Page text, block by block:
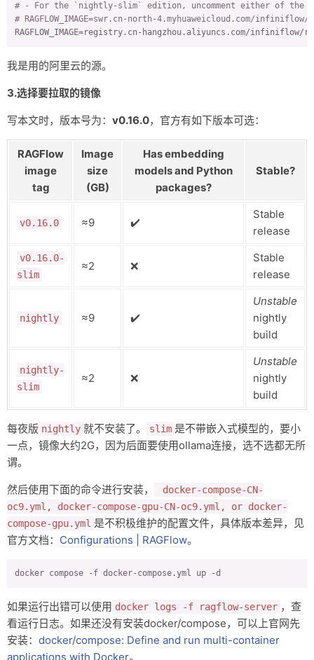
# - For the `nightly-slim` edition, uncomment either of the
# RAGFLOW_IMAGE=swr.cn-north-4.myhuaweicloud.com/
RAGFLOW_IMAGE=registry.cn-hangzhou.aliyuncs.com/
我是用的阿里云的源。
3.选择要拉取的镜像
写本文时，版本号为： v0.16.0，官方有如下版本可选：
RAGFlow
image
tag
Image
size
(GB)
Has embedding
models and Python
packages?
Stable?
v0.16.0 ≈9 ✔️
Stable
release
v0.16.0-
slim
≈2 ❌
Stable
release
nightly ≈9 ✔️
Unstable
nightly
build
nightly-
slim
≈2 ❌
Unstable
nightly
build
每夜版 nightly 就不安装了。 slim 是不带嵌入式模型的，要小
一点，镜像大约2G，因为后面要使用ollama连接，选不选都无所
谓。
然后使用下面的命令进行安装，
docker-compose-CN-
oc9.yml, docker-compose-gpu-CN-oc9.yml, or docker-
compose-gpu.yml 是不积极维护的配置文件，具体版本差异，见
官方文档： Configurations | RAGFlow。
docker compose -f docker-compose.yml up -d
如果运行出错可以使用 docker logs -f ragflow-server ，查
看运行日志。如果还没有安装docker/compose，可以上官网先
安装： docker/compose: Define and run multi-container
applications with Docker。